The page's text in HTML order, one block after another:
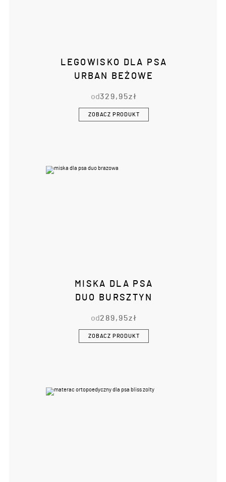
LEGOWISKO DLA PSA
URBAN BEŻOWE
od329,95zł
ZOBACZ PRODUKT
MISKA DLA PSA
DUO BURSZTYN
od 289,95zł
ZOBACZ PRODUKT